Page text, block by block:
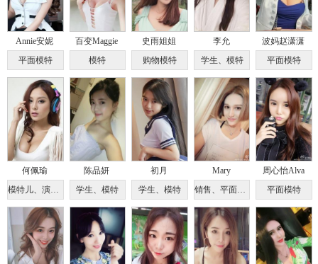
Annie安妮
平面模特
百变Maggie
模特
史雨姐姐
购物模特
李允
学生、模特
波妈赵潇潇
平面模特
何佩瑜
模特儿、演员、DJ
陈品妍
学生、模特
初月
学生、模特
Mary
销售、平面模特
周心怡Alva
平面模特